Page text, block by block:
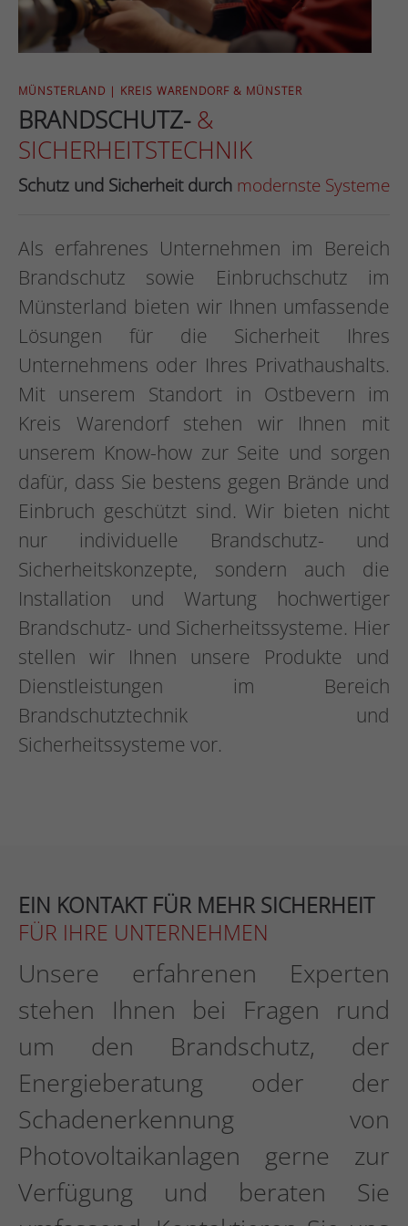
MÜNSTERLAND | KREIS WARENDORF & MÜNSTER
BRANDSCHUTZ- &
SICHERHEITSTECHNIK
Schutz und Sicherheit durch modernste Systeme
Als erfahrenes Unternehmen im Bereich
Brandschutz sowie Einbruchschutz im
Münsterland bieten wir Ihnen umfassende
Lösungen für die Sicherheit Ihres
Unternehmens oder Ihres Privathaushalts.
Mit unserem Standort in Ostbevern im
Kreis Warendorf stehen wir Ihnen mit
unserem Know-how zur Seite und sorgen
dafür, dass Sie bestens gegen Brände und
Einbruch geschützt sind. Wir bieten nicht
nur individuelle Brandschutz- und
Sicherheitskonzepte, sondern auch die
Installation und Wartung hochwertiger
Brandschutz- und Sicherheitssysteme. Hier
stellen wir Ihnen unsere Produkte und
Dienstleistungen im Bereich
Brandschutztechnik und
Sicherheitssysteme vor.
EIN KONTAKT FÜR MEHR SICHERHEIT
FÜR IHRE UNTERNEHMEN
Unsere erfahrenen Experten
stehen Ihnen bei Fragen rund
um den Brandschutz, der
Energieberatung oder der
Schadenerkennung von
Photovoltaikanlagen gerne zur
Verfügung und beraten Sie